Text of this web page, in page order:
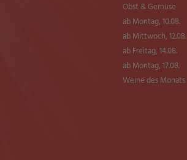
Obst & Gemüse
ab Montag, 10.08.
ab Mittwoch, 12.08.
ab Freitag, 14.08.
ab Montag, 17.08.
Weine des Monats